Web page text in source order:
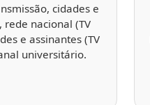
cidades e
rede nacional (TV
e assinantes (TV
universitário.